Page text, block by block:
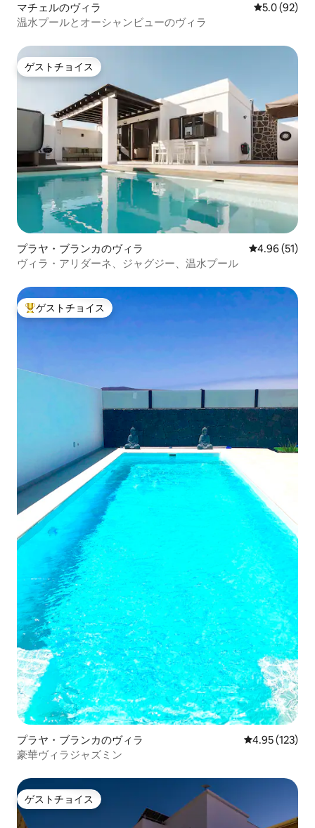
マチェルのヴィラ レビュー92
5.0 (92)
温水プールとオーシャンビューのヴィラ
ゲストチョイス
ゲストチョイス
プラヤ・ブランカのヴィラ レビュー51
4.96 (51)
ヴィラ・アリダーネ、ジャグジー、温水プール
大好評のゲストチョイスです。
ゲストチョイス
プラヤ・ブランカのヴィラ レビュー123
4.95 (123)
豪華ヴィラジャズミン
ゲストチョイス
ゲストチョイス